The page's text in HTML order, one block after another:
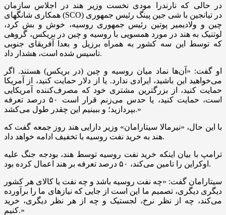
در حالی که نارندرا مودی نخست وزیر هند در اجلاس سازمان
همکاری شانگهای (SCO) در تیانجین با شی جین پینگ رئیس جمهوری
چین و ولادیمیر پوتین رئیس جمهوری روسیه، خوش و بش کرد،
لوتنیک به هند در مورد همسویی با روسیه و چین در بریکس، گروهی
که توسط این سه کشور به همراه برزیل و بعدا آفریقای جنوبی
تاسیس شده است، هشدار داد.
او گفت: «آن‌ها نماد میان روسیه و چین (در بریکس) هستند. اگر
می‌خواهید این باشید، ایرادی ندارد. یا از دلار حمایت کنید، از آمریکا
حمایت کنید، از بزرگترین مشتری خود که مصرف‌کننده آمریکایی
است، حمایت کنید، یا حدس می‌زنم قرار است ۵۰ درصد تعرفه
بپردازید؛ و ببینیم این چقدر طول می‌کشد.»
با این حال، «نیرمالا سیتارامان» وزیر دارایی هند روز جمعه گفت که
هند به خرید نفت روسیه با تخفیف ادامه خواهد داد.
ترامپ با بیان اینکه خرید نفت روسیه توسط هند، بودجه جنگ علیه
اوکراین را تامین می‌کند، ۵۰ درصد تعرفه بر هند اعمال کرده بود.
سیتارامان گفت: «چه نفت روسیه باشد و چه نفت یا کالای هر کشور
دیگری دیگری، تصمیم ما این است از جایی که نیاز‌های ما را برآورده
می‌کند، چه از نظر نرخ، لجستیک و چه از هر نظر دیگری، خرید
کنیم.»